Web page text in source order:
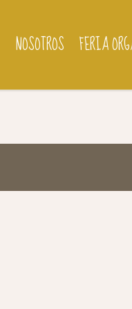
NOSOTROS FERIA